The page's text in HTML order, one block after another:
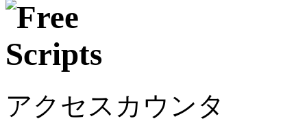
アクセスカウンタ